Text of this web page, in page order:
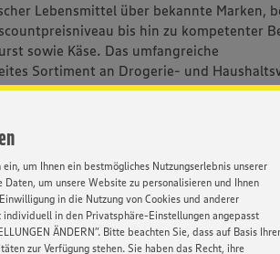
um Ihnen ein bestmögliches Nutzungserlebnis unserer
um unsere Website zu personalisieren und Ihnen
in die Nutzung von Cookies und anderer
in den Privatsphäre-Einstellungen angepasst
ÄNDERN”. Bitte beachten Sie, dass auf Basis Ihrer
zur Verfügung stehen. Sie haben das Recht, ihre
Lebensmittel über bekannte Marken,
bis hin zu kompetenter
sowie Käse. Das umfangreiche
Sortiment an Drogerie- und
täglichen Bedarfs ergänzt. Ebenso wird
einladen. Einen besonderen Fokus
Produkte. Bereits seit Jahren pflegt er
aus dem Umfeld seiner
weiterführen.